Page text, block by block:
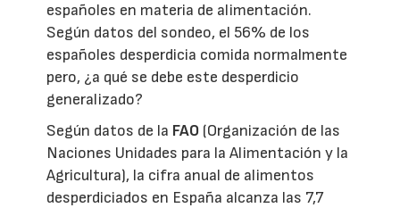
españoles en materia de alimentación.
Según datos del sondeo, el 56% de los
españoles desperdicia comida normalmente
pero, ¿a qué se debe este desperdicio
generalizado?
Según datos de la FAO (Organización de las
Naciones Unidades para la Alimentación y la
Agricultura), la cifra anual de alimentos
desperdiciados en España alcanza las 7,7